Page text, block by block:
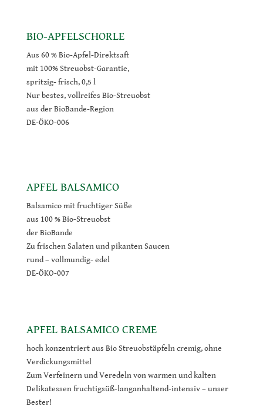
BIO-APFELSCHORLE
Aus 60 % Bio-Apfel-Direktsaft
mit 100% Streuobst-Garantie,
spritzig- frisch, 0,5 l
Nur bestes, vollreifes Bio-Streuobst
aus der BioBande-Region
DE-ÖKO-006
APFEL BALSAMICO
Balsamico mit fruchtiger Süße
aus 100 % Bio-Streuobst
der BioBande
Zu frischen Salaten und pikanten Saucen
rund – vollmundig- edel
DE-ÖKO-007
APFEL BALSAMICO CREME
hoch konzentriert aus Bio Streuobstäpfeln cremig, ohne
Verdickungsmittel
Zum Verfeinern und Veredeln von warmen und kalten
Delikatessen fruchtigsüß-langanhaltend-intensiv – unser
Bester!